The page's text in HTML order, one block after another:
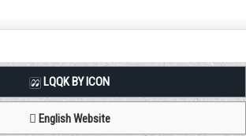
LQQK BY ICON
English Website